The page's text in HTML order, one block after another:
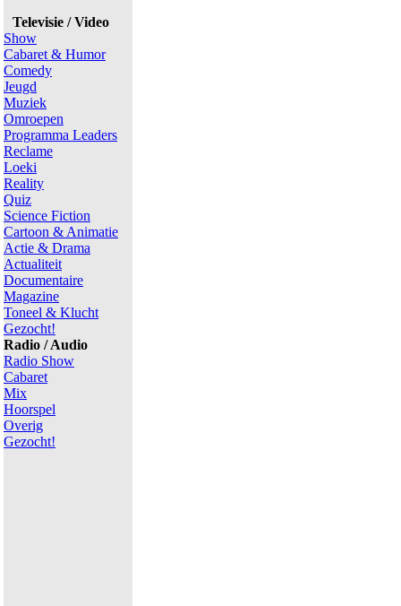
Televisie / Video
Show
Cabaret & Humor
Comedy
Jeugd
Muziek
Omroepen
Programma Leaders
Reclame
Loeki
Reality
Quiz
Science Fiction
Cartoon & Animatie
Actie & Drama
Actualiteit
Documentaire
Magazine
Toneel & Klucht
Gezocht!
Radio / Audio
Radio Show
Cabaret
Mix
Hoorspel
Overig
Gezocht!